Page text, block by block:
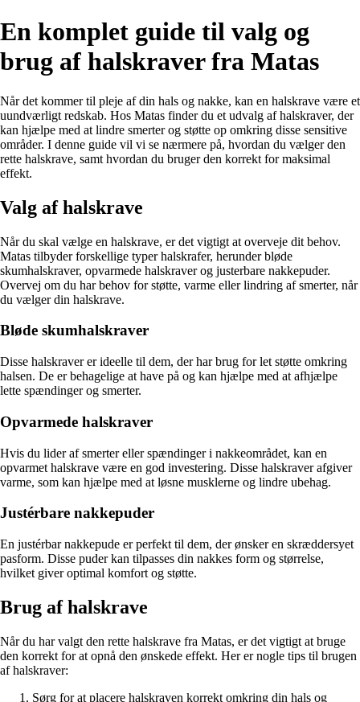
En komplet guide til valg og
brug af halskraver fra Matas
Når det kommer til pleje af din hals og nakke, kan en halskrave være et
uundværligt redskab. Hos Matas finder du et udvalg af halskraver, der
kan hjælpe med at lindre smerter og støtte op omkring disse sensitive
områder. I denne guide vil vi se nærmere på, hvordan du vælger den
rette halskrave, samt hvordan du bruger den korrekt for maksimal
effekt.
Valg af halskrave
Når du skal vælge en halskrave, er det vigtigt at overveje dit behov.
Matas tilbyder forskellige typer halskrafer, herunder bløde
skumhalskraver, opvarmede halskraver og justerbare nakkepuder.
Overvej om du har behov for støtte, varme eller lindring af smerter, når
du vælger din halskrave.
Bløde skumhalskraver
Disse halskraver er ideelle til dem, der har brug for let støtte omkring
halsen. De er behagelige at have på og kan hjælpe med at afhjælpe
lette spændinger og smerter.
Opvarmede halskraver
Hvis du lider af smerter eller spændinger i nakkeområdet, kan en
opvarmet halskrave være en god investering. Disse halskraver afgiver
varme, som kan hjælpe med at løsne musklerne og lindre ubehag.
Justérbare nakkepuder
En justérbar nakkepude er perfekt til dem, der ønsker en skræddersyet
pasform. Disse puder kan tilpasses din nakkes form og størrelse,
hvilket giver optimal komfort og støtte.
Brug af halskrave
Når du har valgt den rette halskrave fra Matas, er det vigtigt at bruge
den korrekt for at opnå den ønskede effekt. Her er nogle tips til brugen
af halskraver:
Sørg for at placere halskraven korrekt omkring din hals og